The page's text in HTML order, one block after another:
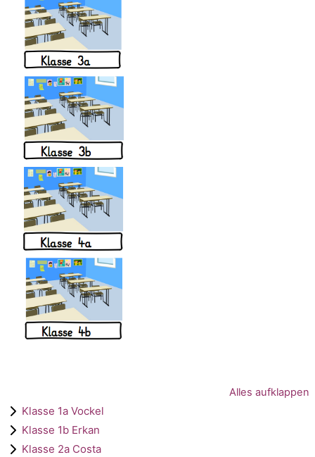
Alles aufklappen
Klasse 1a Vockel
Klasse 1b Erkan
Klasse 2a Costa